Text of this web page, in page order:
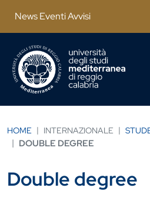
News Eventi Avvisi
HOME INTERNAZIONALE
DOUBLE DEGREE
Double degree